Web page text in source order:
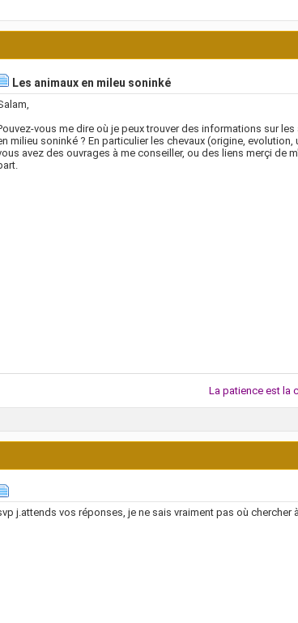
Les animaux en mileu soninké
vous me dire où je peux trouver des informations sur les
milieu soninké ? En particulier les chevaux (origine, evolution,
avez des ouvrages à me conseiller, ou des liens merçi de
La patience est la
j.attends vos réponses, je ne sais vraiment pas où chercher